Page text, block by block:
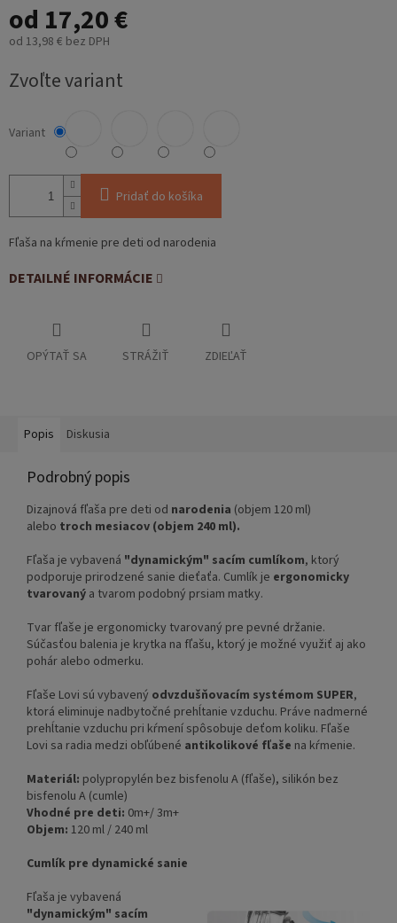
od 17,20 €
od 13,98 € bez DPH
cena:
Zvoľte variant
Variant
Pridať do košíka
Fľaša na kŕmenie pre deti od narodenia
DETAILNÉ INFORMÁCIE
OPÝTAŤ SA STRÁŽIŤ ZDIEĽAŤ
Popis Diskusia
Podrobný popis
Dizajnová fľaša pre deti od narodenia (objem 120 ml)
alebo troch mesiacov (objem 240 ml).
Fľaša je vybavená "dynamickým" sacím cumlíkom, ktorý
podporuje prirodzené sanie dieťaťa. Cumlík je ergonomicky
tvarovaný a tvarom podobný prsiam matky.
Tvar fľaše je ergonomicky tvarovaný pre pevné držanie.
Súčasťou balenia je krytka na fľašu, ktorý je možné využiť aj ako
pohár alebo odmerku.
Fľaše Lovi sú vybavený odvzdušňovacím systémom SUPER,
ktorá eliminuje nadbytočné prehĺtanie vzduchu. Práve nadmerné
prehĺtanie vzduchu pri kŕmení spôsobuje deťom koliku. Fľaše
Lovi sa radia medzi obľúbené antikolikové fľaše na kŕmenie.
Materiál: polypropylén bez bisfenolu A (fľaše), silikón bez
bisfenolu A (cumle)
Vhodné pre deti: 0m+/ 3m+
Objem: 120 ml / 240 ml
Cumlík pre dynamické sanie
Fľaša je vybavená
"dynamickým" sacím